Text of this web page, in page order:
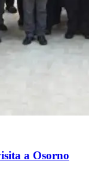
a Osorno